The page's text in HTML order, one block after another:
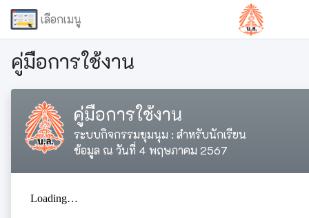
เลือกเมนู
คู่มือการใช้งาน
คู่มือการใช้งาน
ระบบกิจกรรมชุมนุม : สำหรับนักเรียน
ข้อมูล ณ วันที่ 4 พฤษภาคม 2567